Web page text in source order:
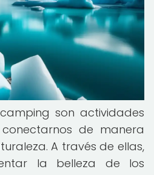
son actividades
de manera
A través de ellas,
la belleza de los